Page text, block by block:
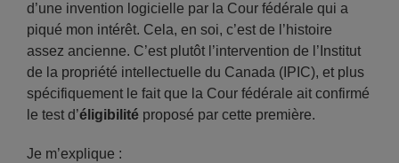
d’une invention logicielle par la Cour fédérale qui a
piqué mon intérêt. Cela, en soi, c’est de l’histoire
assez ancienne. C’est plutôt l’intervention de l’Institut
de la propriété intellectuelle du Canada (IPIC), et plus
spécifiquement le fait que la Cour fédérale ait confirmé
le test d’éligibilité proposé par cette première.
Je m’explique :